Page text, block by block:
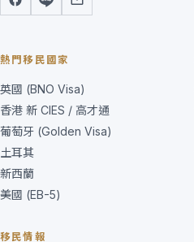
熱門移民國家
英國 (BNO Visa)
香港 新 CIES / 高才通
葡萄牙 (Golden Visa)
土耳其
新西蘭
美國 (EB-5)
移民情報